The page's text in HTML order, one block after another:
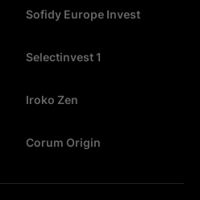
Sofidy Europe Invest
Selectinvest 1
Iroko Zen
Corum Origin